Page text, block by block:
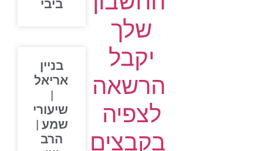
שלך
יקבל
הרשאה
לצפיה
בקבצים
ביבי
בניין
אריאל
שיעורי
שמע |
הרב